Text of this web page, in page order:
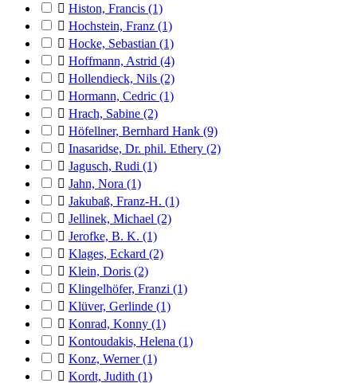
 Histon, Francis (1)
 Hochstein, Franz (1)
 Hocke, Sebastian (1)
 Hoffmann, Astrid (4)
 Hollendieck, Nils (2)
 Hormann, Cedric (1)
 Hrach, Sabine (2)
 Höfellner, Bernhard Hank (9)
 Inasaridse, Dr. phil. Ethery (2)
 Jagusch, Rudi (1)
 Jahn, Nora (1)
 Jakubaß, Franz-H. (1)
 Jellinek, Michael (2)
 Jerofke, B. K. (1)
 Klages, Eckard (2)
 Klein, Doris (2)
 Klingelhöfer, Franzi (1)
 Klüver, Gerlinde (1)
 Konrad, Konny (1)
 Kontoudakis, Helena (1)
 Konz, Werner(1)
 Kordt, Judith (1)